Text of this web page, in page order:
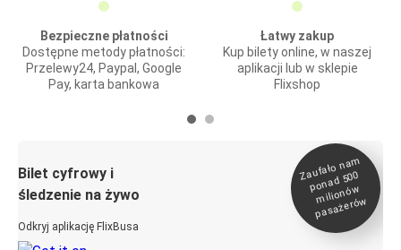
Bezpieczne płatności
Dostępne metody płatności:
Przelewy24, Paypal, Google
Pay, karta bankowa
Łatwy zakup
Kup bilety online, w naszej
aplikacji lub w sklepie
Flixshop
Bilet cyfrowy i
śledzenie na żywo
Odkryj aplikację FlixBusa
Zaufało na
m
ponad 500
milionó
w
pasażeró
w